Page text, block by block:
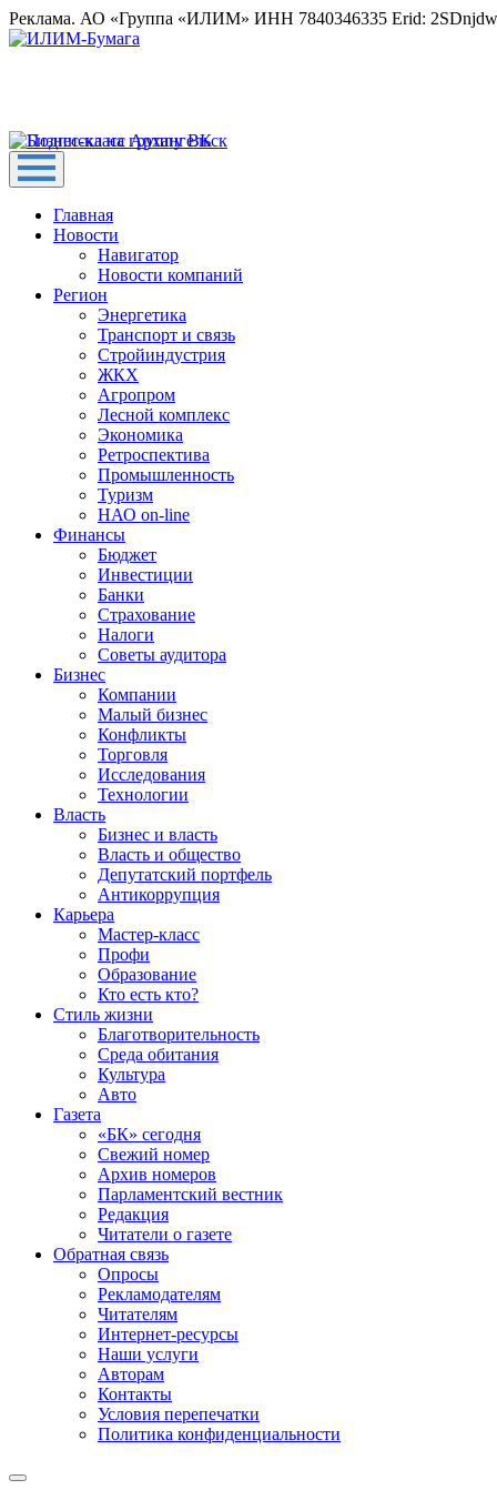
Реклама. АО «Группа «ИЛИМ» ИНН 7840346335 Erid:
Главная
Новости
Навигатор
Новости компаний
Регион
Энергетика
Транспорт и связь
Стройиндустрия
ЖКХ
Агропром
Лесной комплекс
Экономика
Ретроспектива
Промышленность
Туризм
НАО on-line
Финансы
Бюджет
Инвестиции
Банки
Страхование
Налоги
Советы аудитора
Бизнес
Компании
Малый бизнес
Конфликты
Торговля
Исследования
Технологии
Власть
Бизнес и власть
Власть и общество
Депутатский портфель
Антикоррупция
Карьера
Мастер-класс
Профи
Образование
Кто есть кто?
Стиль жизни
Благотворительность
Среда обитания
Культура
Авто
Газета
«БК» сегодня
Свежий номер
Архив номеров
Парламентский вестник
Редакция
Читатели о газете
Обратная связь
Опросы
Рекламодателям
Читателям
Интернет-ресурсы
Наши услуги
Авторам
Контакты
Условия перепечатки
Политика конфиденциальности